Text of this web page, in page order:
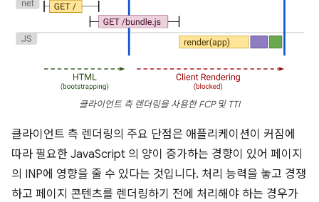
클라이언트 측 렌더링을 사용한 FCP 및 TTI
클라이언트 측 렌더링의 주요 단점은 애플리케이션이 커짐에
따라 필요한 JavaScript 의 양이 증가하는 경향이 있어 페이지
의 INP에 영향을 줄 수 있다는 것입니다. 처리 능력을 놓고 경쟁
하고 페이지 콘텐츠를 렌더링하기 전에 처리해야 하는 경우가